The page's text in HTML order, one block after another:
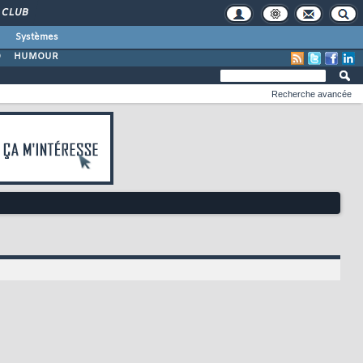
CLUB
Systèmes
HUMOUR
Recherche avancée